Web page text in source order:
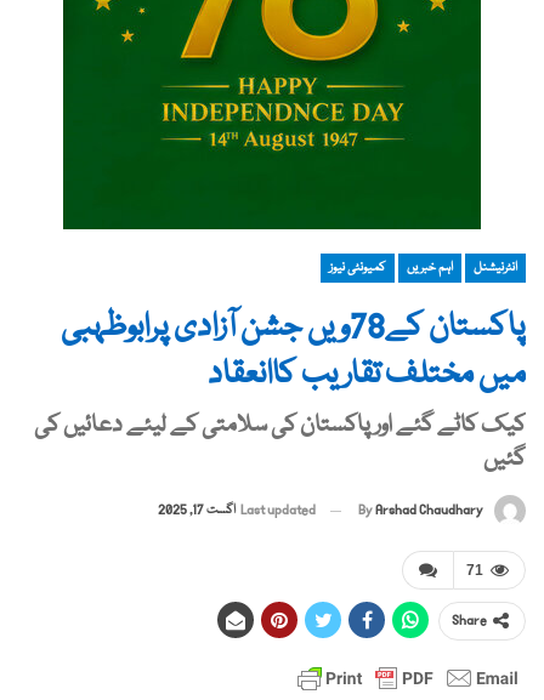
انٹرنیشنل اہم خبریں کمیونٹی نیوز
پاکستان کے78ویں جشن آزادی پرابوظہبی
میں مختلف تقاریب کاانعقاد
کیک کاٹے گئے اور پاکستان کی سلامتی کے لیئے دعائیں کی
گئیں
ByArshad Chaudhary
Last updated اگست 17, 2025
71
Share